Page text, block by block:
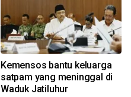
Kemensos bantu keluarga
satpam yang meninggal di
Waduk Jatiluhur